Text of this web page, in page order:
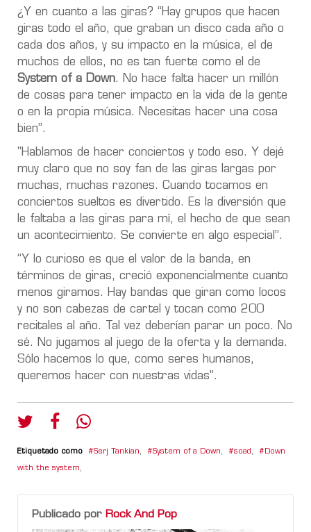
¿Y en cuanto a las giras? “Hay grupos que hacen
giras todo el año, que graban un disco cada año o
cada dos años, y su impacto en la música, el de
muchos de ellos, no es tan fuerte como el de
System of a Down. No hace falta hacer un millón
de cosas para tener impacto en la vida de la gente
o en la propia música. Necesitas hacer una cosa
bien”.
"Hablamos de hacer conciertos y todo eso. Y dejé
muy claro que no soy fan de las giras largas por
muchas, muchas razones. Cuando tocamos en
conciertos sueltos es divertido. Es la diversión que
le faltaba a las giras para mí, el hecho de que sean
un acontecimiento. Se convierte en algo especial”.
“Y lo curioso es que el valor de la banda, en
términos de giras, creció exponencialmente cuanto
menos giramos.
Hay bandas que giran como locos
y no son cabezas de cartel y tocan como 200
recitales al año. Tal vez deberían parar un poco. No
sé. No jugamos al juego de la oferta y la demanda.
Sólo hacemos lo que, como seres humanos,
queremos hacer con nuestras vidas”.
Etiquetado como Serj Tankian, System of a Down, soad , Down
with the system,
Publicado por Rock And Pop